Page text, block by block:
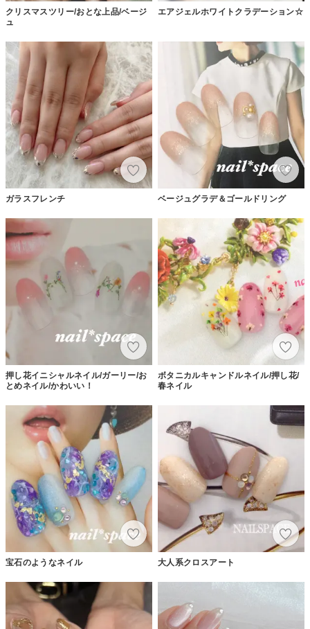
クリスマスツリー/おとな上品/ベージ
ュ
エアジェルホワイトクラデーション☆
ガラスフレンチ ベージュグラデ＆ゴールドリング
押し花イニシャルネイル/ガーリー/お
とめネイル/かわいい！
ボタニカルキャンドルネイル/押し花/
春ネイル
宝石のようなネイル 大人系クロスアート